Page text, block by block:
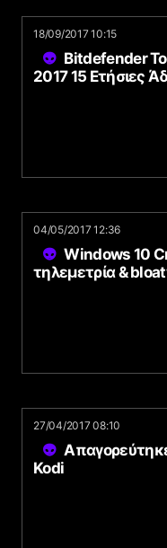
18/09/2017 10:15
Bitdefender
2017 15 Ετήσιες
04/05/2017 12:36
Windows 10
τηλεμετρία &
27/04/2017 08:10
Kodi